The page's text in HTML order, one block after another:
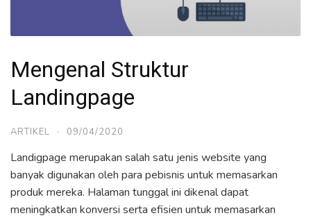
Mengenal Struktur
Landingpage
ARTIKEL · 09/04/2020
Landigpage merupakan salah satu jenis website yang
banyak digunakan oleh para pebisnis untuk memasarkan
produk mereka. Halaman tunggal ini dikenal dapat
meningkatkan konversi serta efisien untuk memasarkan